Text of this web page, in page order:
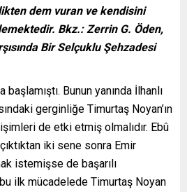
dem vuran ve kendisini
Bkz.: Zerrin G. Öden,
Bir Selçuklu Şehzadesi
Bunun yanında İlhanlı
gerginliğe Timurtaş Noyan’ın
de etki etmiş olmalıdır. Ebû
iki sene sonra Emir
istemişse de başarılı
bu ilk mücadelede Timurtaş Noyan